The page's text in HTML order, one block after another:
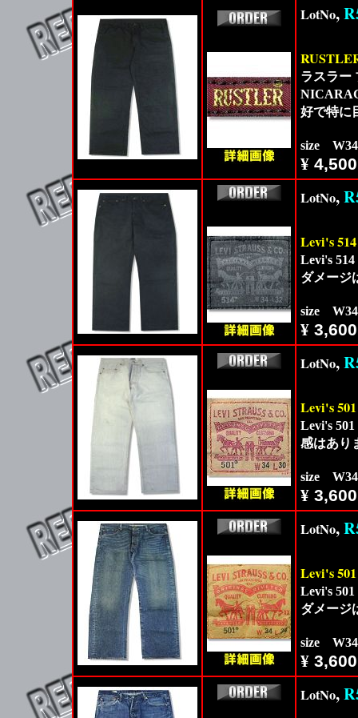
LotNo,
ラスラー
好で特に
size
¥ 4,500
LotNo,
Levi's 514
Levi's
ダメージ
size
¥ 3,600
LotNo,
Levi's 501
Levi's
感はあり
size
¥ 3,600
LotNo,
Levi's 501
Levi's
ダメージ
size
¥ 3,600
LotNo,